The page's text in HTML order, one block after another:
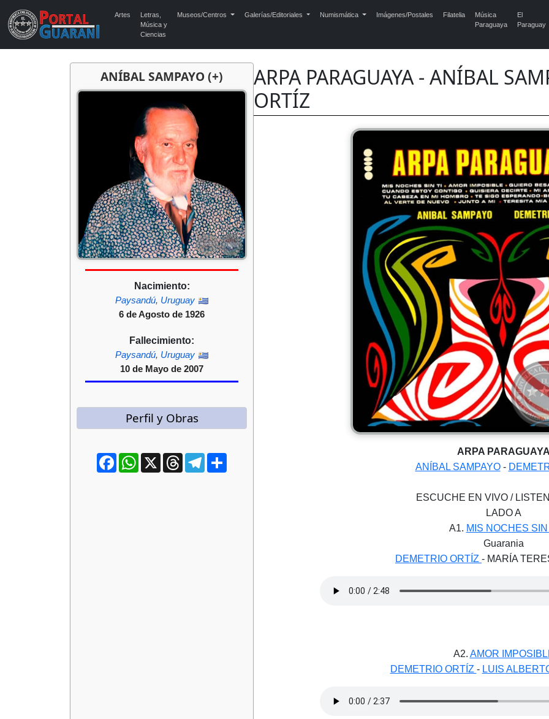
Artes
Letras,
Música y
Ciencias
Museos/Centros Galerías/Editoriales Numismática Imágenes/Postales Filatelia
Música
Paraguaya
El
Paraguay
ANÍBAL SAMPAYO (+)
Nacimiento:
Paysandú, Uruguay
6 de Agosto de 1926
Fallecimiento:
Paysandú, Uruguay
10 de Mayo de 2007
Perfil y Obras
FacebookWhatsApp
X ThreadsTelegram
ARPA PARAGUAYA - ANÍBAL
ORTÍZ
ARPA PARAGUAYA
ANÍBAL SAMPAYO-
ESCUCHE EN VIVO /
LADO A
A1. MIS NOCHES SIN
Guarania
DEMETRIO ORTÍZ - MARÍA
A2. AMOR
DEMETRIO ORTÍZ - LUIS